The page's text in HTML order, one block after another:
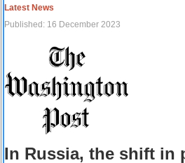
Latest News
Published: 16 December 2023
In Russia, the shift in